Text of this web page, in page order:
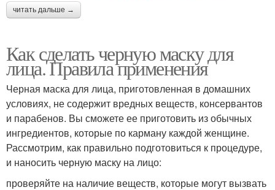
читать дальше →
Как сделать черную маску для
лица. Правила применения
Черная маска для лица, приготовленная в домашних
условиях, не содержит вредных веществ, консервантов
и парабенов. Вы сможете ее приготовить из обычных
ингредиентов, которые по карману каждой женщине.
Рассмотрим, как правильно подготовиться к процедуре,
и наносить черную маску на лицо:
проверяйте на наличие веществ, которые могут вызвать